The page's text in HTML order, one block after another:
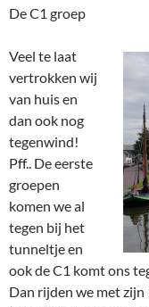
De C1 groep
Veel te laat
vertrokken wij
van huis en
dan ook nog
tegenwind!
Pff.. De eerste
groepen
komen we al
tegen bij het
tunneltje en
ook de C1 komt ons
Dan rijden we met